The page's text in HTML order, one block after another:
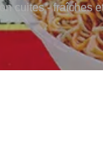
cuites - fraîches